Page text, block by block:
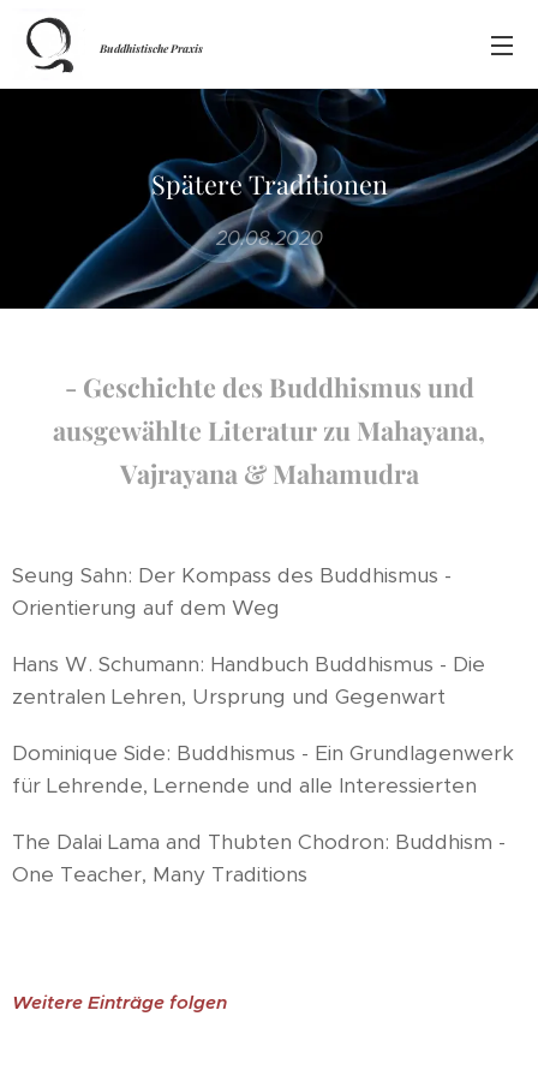
Buddhistische Praxis
Spätere Traditionen
20.08.2020
- Geschichte des Buddhismus und
ausgewählte Literatur zu Mahayana,
Vajrayana & Mahamudra
Seung Sahn: Der Kompass des Buddhismus -
Orientierung auf dem Weg
Hans W. Schumann: Handbuch Buddhismus - Die
zentralen Lehren, Ursprung und Gegenwart
Dominique Side: Buddhismus - Ein Grundlagenwerk
für Lehrende, Lernende und alle Interessierten
The Dalai Lama and Thubten Chodron: Buddhism -
One Teacher, Many Traditions
Weitere Einträge folgen